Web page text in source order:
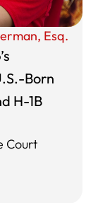
Esq.
Born
H-1B
Court